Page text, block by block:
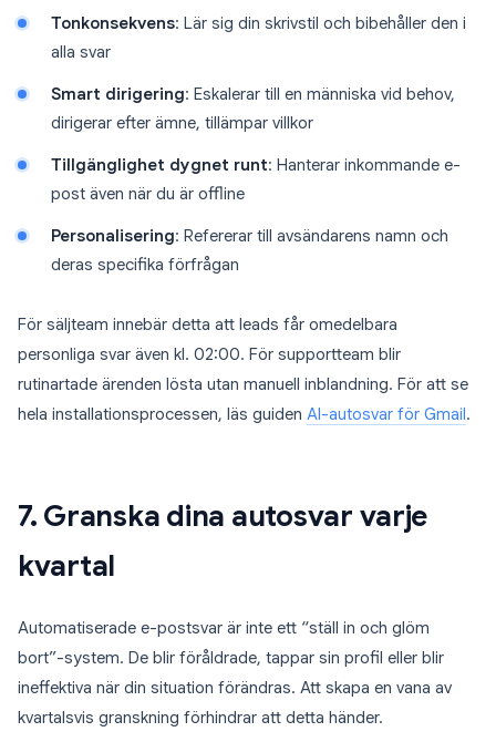
Tonkonsekvens: Lär sig din skrivstil och bibehåller den i
alla svar
Smart dirigering: Eskalerar till en människa vid behov,
dirigerar efter ämne, tillämpar villkor
Tillgänglighet dygnet runt: Hanterar inkommande e-
post även när du är offline
Personalisering: Refererar till avsändarens namn och
deras specifika förfrågan
För säljteam innebär detta att leads får omedelbara
personliga svar även kl. 02:00. För supportteam blir
rutinartade ärenden lösta utan manuell inblandning. För att se
hela installationsprocessen, läs guiden AI-autosvar för Gmail .
7. Granska dina autosvar varje
kvartal
Automatiserade e-postsvar är inte ett “ställ in och glöm
bort”-system. De blir föråldrade, tappar sin profil eller blir
ineffektiva när din situation förändras. Att skapa en vana av
kvartalsvis granskning förhindrar att detta händer.